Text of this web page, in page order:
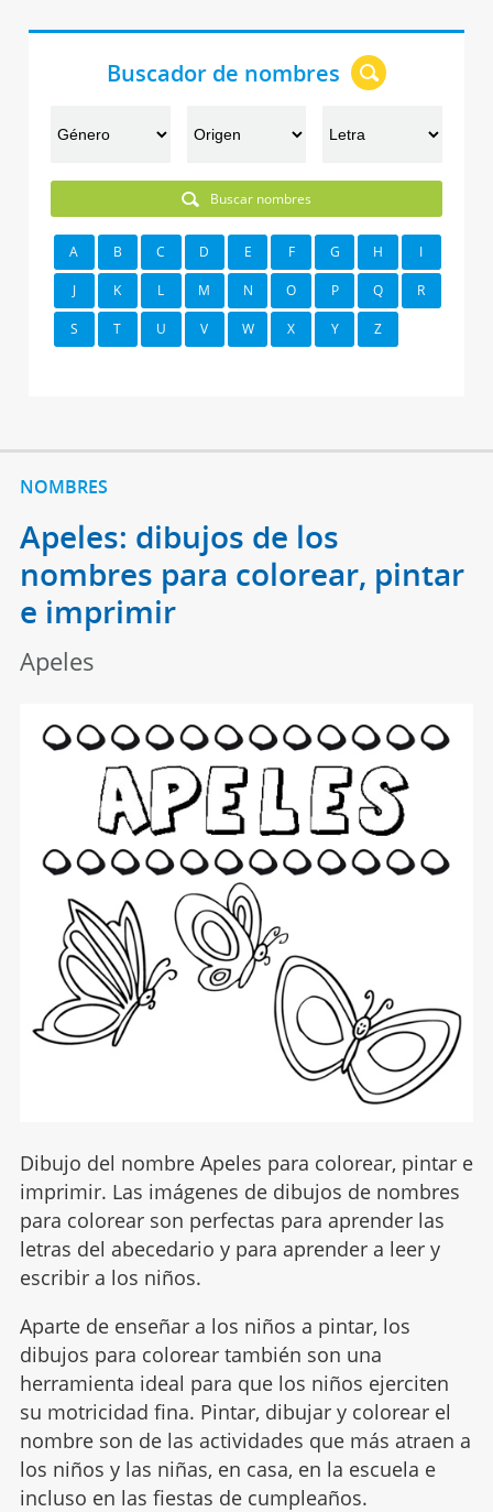
Buscador de nombres
Buscar nombres
A B C D E F G H I
J K L M N O P Q R
S T U V W X Y Z
NOMBRES
Apeles: dibujos de los
nombres para colorear, pintar
e imprimir
Apeles
Dibujo del nombre Apeles para colorear, pintar e
imprimir. Las imágenes de dibujos de nombres
para colorear son perfectas para aprender las
letras del abecedario y para aprender a leer y
escribir a los niños.
Aparte de enseñar a los niños a pintar, los
dibujos para colorear también son una
herramienta ideal para que los niños ejerciten
su motricidad fina. Pintar, dibujar y colorear el
nombre son de las actividades que más atraen a
los niños y las niñas, en casa, en la escuela e
incluso en las fiestas de cumpleaños.